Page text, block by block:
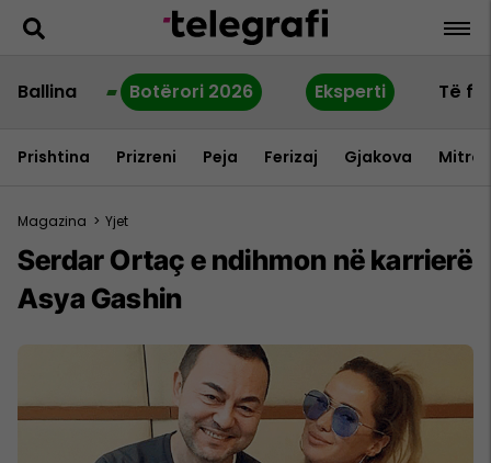
Ballina Botërori 2026 Eksperti Të
Prishtina Prizreni Peja Ferizaj Gjakova
Magazina > Yjet
Serdar Ortaç e ndihmon në karrierë
Asya Gashin